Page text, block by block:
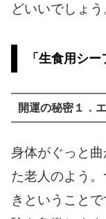
どいいでしょう
「生食用シ
開運の秘密１．
身体がぐっと
た老人のよう
きということ